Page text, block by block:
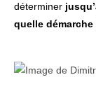
déterminer
quelle